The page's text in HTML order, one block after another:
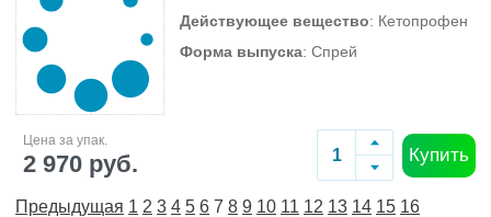
Действующее вещество: Кетопрофен
Форма выпуска: Спрей
Цена за упак.
2 970 руб. Купить
Предыдущая 1 2 3 4 5 6 7 8 9 10 11 12 13 14 15 16